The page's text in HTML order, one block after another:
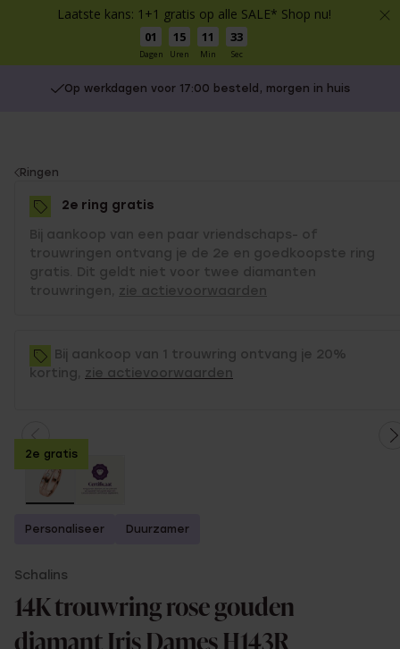
Laatste kans: 1+1 gratis op alle SALE* Shop nu!
01
Dagen
15
Uren
11
Min
33
Sec
Op werkdagen voor 17:00 besteld, morgen in huis
You
are
here:
Ringen
2e ring gratis
Bij aankoop van een paar vriendschaps- of
trouwringen ontvang je de 2e en goedkoopste ring
gratis. Dit geldt niet voor twee diamanten
trouwringen, zie actievoorwaarden
Bij aankoop van 1 trouwring ontvang je 20%
korting, zie actievoorwaarden
2e gratis
Personaliseer Duurzamer
Schalins
14K trouwring rose gouden
diamant Iris Dames H143R